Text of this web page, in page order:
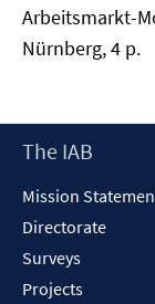
Arbeitsmarkt-
Nürnberg, 4 p.
Footer
The IAB
Mission
Directorate
Surveys
Projects